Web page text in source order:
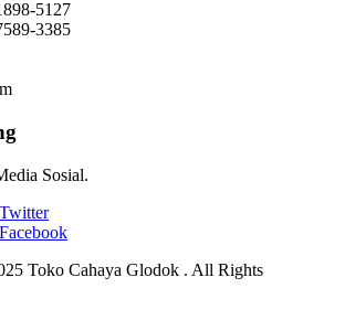
5127
3385
Sosial.
Toko Cahaya Glodok . All Rights